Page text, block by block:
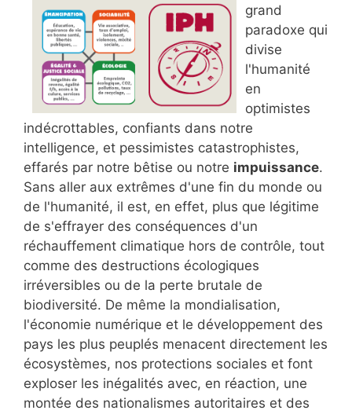
grand
paradoxe qui
divise
l'humanité
en
optimistes
indécrottables, confiants dans notre
intelligence, et pessimistes catastrophistes,
effarés par notre bêtise ou notre impuissance.
Sans aller aux extrêmes d'une fin du monde ou
de l'humanité, il est, en effet, plus que légitime
de s'effrayer des conséquences d'un
réchauffement climatique hors de contrôle, tout
comme des destructions écologiques
irréversibles ou de la perte brutale de
biodiversité. De même la mondialisation,
l'économie numérique et le développement des
pays les plus peuplés menacent directement les
écosystèmes, nos protections sociales et font
exploser les inégalités avec, en réaction, une
montée des nationalismes autoritaires et des